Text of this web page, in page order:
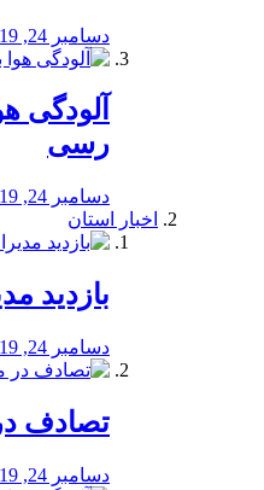
دسامبر 24, 2019
آلودگی
رسی
دسامبر 24, 2019
اخبار استان
بازدید
دسامبر 24, 2019
تصادف
دسامبر 24, 2019